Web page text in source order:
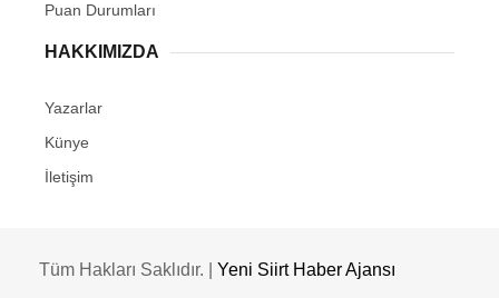
Puan Durumları
HAKKIMIZDA
Yazarlar
Künye
İletişim
Tüm Hakları Saklıdır. | Yeni Siirt Haber Ajansı